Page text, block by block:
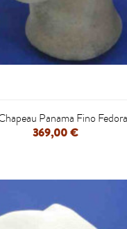
Panama Fino
369,00 €